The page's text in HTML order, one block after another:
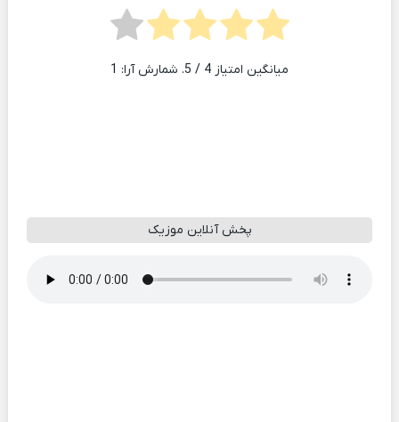
میانگین امتیاز 4 / 5. شمارش آرا: 1
پخش آنلاین موزیک